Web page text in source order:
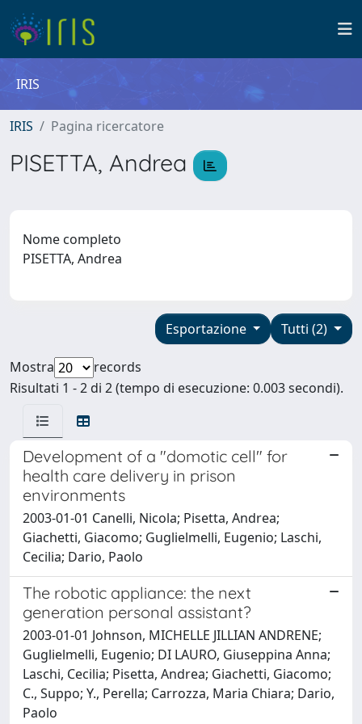
IRIS
IRIS Pagina ricercatore
PISETTA, Andrea
Nome completo
PISETTA, Andrea
Tutti (2)
Esportazione
Mostra
records
Risultati 1 - 2 di 2 (tempo di esecuzione: 0.003 secondi).
Development of a "domotic cell" for
health care delivery in prison
environments
2003-01-01 Canelli, Nicola; Pisetta, Andrea;
Giachetti, Giacomo; Guglielmelli, Eugenio; Laschi,
Cecilia; Dario, Paolo
The robotic appliance: the next
generation personal assistant?
2003-01-01 Johnson, MICHELLE JILLIAN ANDRENE;
Guglielmelli, Eugenio; DI LAURO, Giuseppina Anna;
Laschi, Cecilia; Pisetta, Andrea; Giachetti, Giacomo;
C., Suppo; Y., Perella; Carrozza, Maria Chiara; Dario,
Paolo